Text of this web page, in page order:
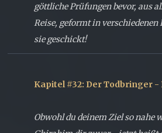
göttliche Prüfungen bevor, aus
Reise, geformt in
sie geschickt!
Kapitel #32: Der Todbringer -
Obwohl du deinem Ziel so nahe